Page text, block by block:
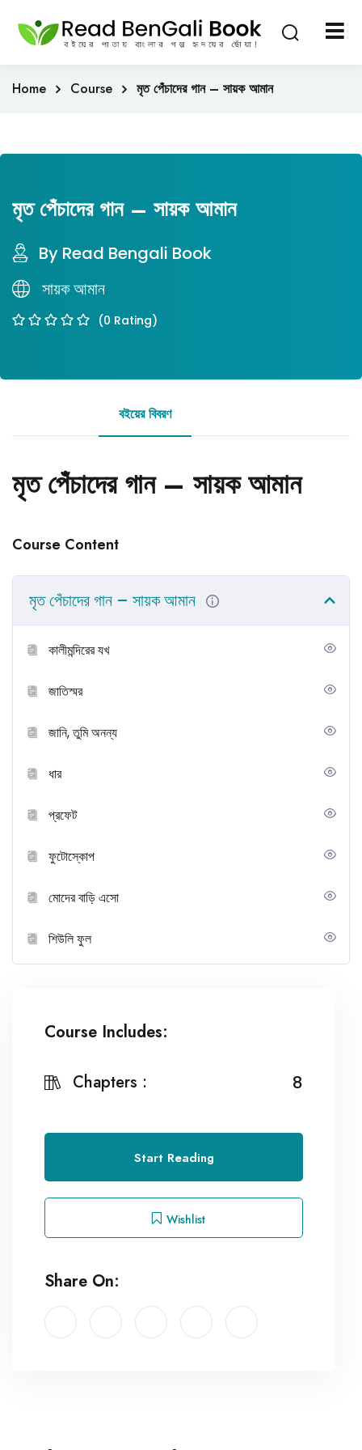
Home Course মৃত পেঁচাদের গান – সায়ক আমান
মৃত পেঁচাদের গান – সায়ক আমান
By Read Bengali Book
সায়ক আমান
(0 Rating)
বইয়ের বিবরণ
মৃত পেঁচাদের গান – সায়ক আমান
Course Content
মৃত পেঁচাদের গান – সায়ক আমান
কালীমন্দিরের যখ
জাতিস্মর
জানি, তুমি অনন্য
ধার
প্রফেট
ফুটোস্কোপ
মোদের বাড়ি এসো
শিউলি ফুল
Course Includes:
Chapters : 8
Start Reading
Wishlist
Share On:
Sign in Sign up
Sign in
Remember me